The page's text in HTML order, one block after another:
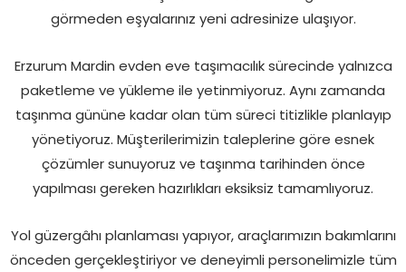
görmeden eşyalarınız yeni adresinize ulaşıyor.
Erzurum Mardin evden eve taşımacılık sürecinde yalnızca
paketleme ve yükleme ile yetinmiyoruz. Aynı zamanda
taşınma gününe kadar olan tüm süreci titizlikle planlayıp
yönetiyoruz. Müşterilerimizin taleplerine göre esnek
çözümler sunuyoruz ve taşınma tarihinden önce
yapılması gereken hazırlıkları eksiksiz tamamlıyoruz.
Yol güzergâhı planlaması yapıyor, araçlarımızın bakımlarını
önceden gerçekleştiriyor ve deneyimli personelimizle tüm